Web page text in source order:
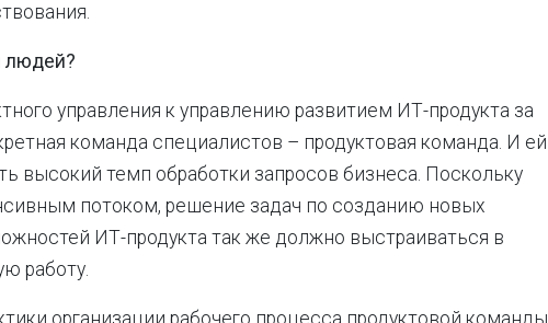
людей?
управления к управлению развитием ИТ-продукта за
команда специалистов – продуктовая команда. И ей
высокий темп обработки запросов бизнеса. Поскольку
потоком, решение задач по созданию новых
ИТ-продукта так же должно выстраиваться в
работу.
организации рабочего процесса продуктовой команды